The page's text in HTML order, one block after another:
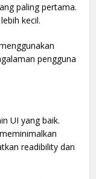
paling pertama.
kecil.
pengguna
UI yang baik.
readibility dan